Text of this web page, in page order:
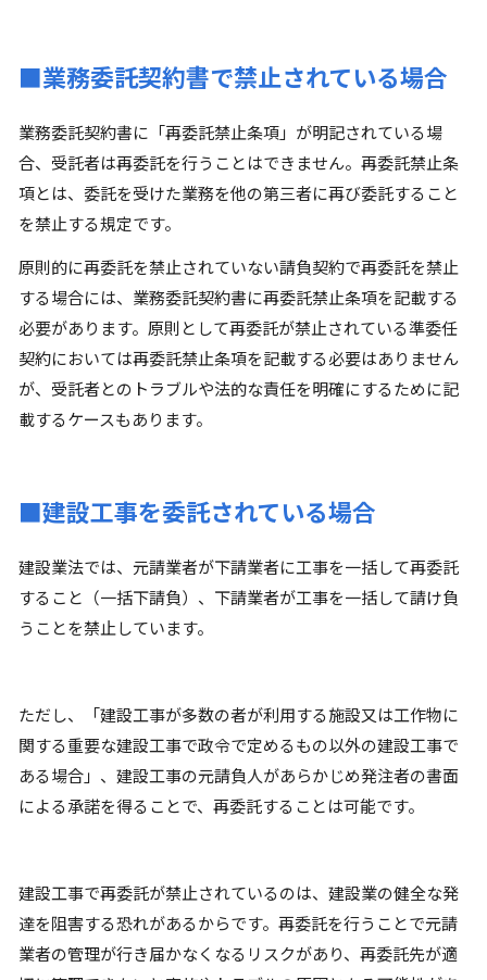
■業務委託契約書で禁止されている場合
業務委託契約書に「再委託禁止条項」が明記されている場
合、受託者は再委託を行うことはできません。再委託禁止条
項とは、委託を受けた業務を他の第三者に再び委託すること
を禁止する規定です。
原則的に再委託を禁止されていない請負契約で再委託を禁止
する場合には、業務委託契約書に再委託禁止条項を記載する
必要があります。原則として再委託が禁止されている準委任
契約においては再委託禁止条項を記載する必要はありません
が、受託者とのトラブルや法的な責任を明確にするために記
載するケースもあります。
■建設工事を委託されている場合
建設業法では、元請業者が下請業者に工事を一括して再委託
すること（一括下請負）、下請業者が工事を一括して請け負
うことを禁止しています。
ただし、「建設工事が多数の者が利用する施設又は工作物に
関する重要な建設工事で政令で定めるもの以外の建設工事で
ある場合」、建設工事の元請負人があらかじめ発注者の書面
による承諾を得ることで、再委託することは可能です。
建設工事で再委託が禁止されているのは、建設業の健全な発
達を阻害する恐れがあるからです。再委託を行うことで元請
業者の管理が行き届かなくなるリスクがあり、再委託先が適